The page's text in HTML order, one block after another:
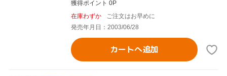
獲得ポイント 0P
在庫わずか
ご注文はお早めに
発売年月日：2003/06/28
カートへ追加